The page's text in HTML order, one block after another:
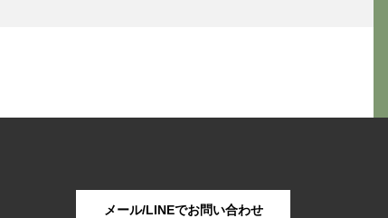
メール/LINEでお問い合わせ